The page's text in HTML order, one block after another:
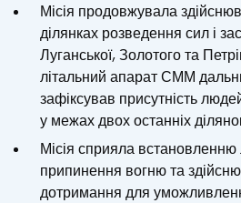
Місія продовжувала
ділянках розведення сил і
Луганської, Золотого та
літальний апарат СММ
зафіксував присутність
у межах двох останніх
Місія сприяла
припинення вогню та
дотримання для